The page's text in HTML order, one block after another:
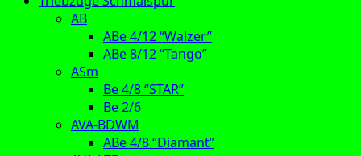
AB
ABe 4/12 “Walzer”
ABe 8/12 “Tango”
ASm
Be 4/8 “STAR”
Be 2/6
AVA-BDWM
ABe 4/8 “Diamant”